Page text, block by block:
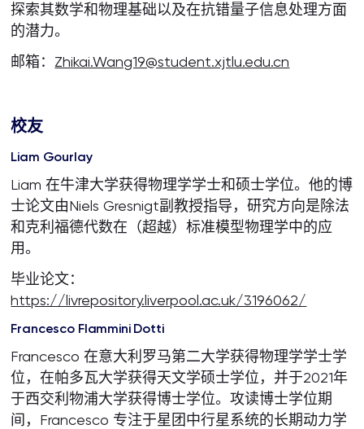
探索其数学和物理基础以及在抗错量子信息处理方面
的潜力。
邮箱： Zhikai.Wang19@student.xjtlu.edu.cn
校友
Liam Gourlay
Liam 在牛津大学获得物理学学士和硕士学位。他的博
士论文由Niels Gresnigt副教授指导，研究方向是除法
和克利福德代数在（超越）标准模型物理学中的应
用。
毕业论文：
https://livrepository.liverpool.ac.uk/3196062/
Francesco Flammini Dotti
Francesco 在意大利罗马第二大学获得物理学学士学
位，在帕多瓦大学获得天文学硕士学位，并于2021年
于西交利物浦大学获得博士学位。攻读博士学位期
间，Francesco 专注于星团中行星系统的长期动力学